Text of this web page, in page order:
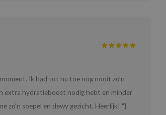
Ik had tot nu toe nog nooit zo’n
extra hydratieboost nodig hebt en minder
zo’n soepel en dewy gezicht. Heerlijk! "}